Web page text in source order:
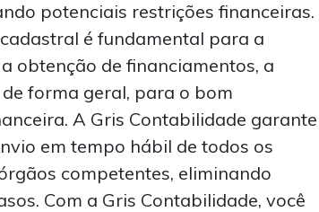
potenciais restrições financeiras.
é fundamental para a
obtenção de financiamentos, a
forma geral, para o bom
A Gris Contabilidade garante
em tempo hábil de todos os
competentes, eliminando
Com a Gris Contabilidade, você